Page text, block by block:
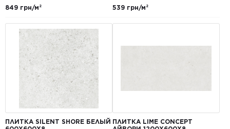
849 грн/м²
539 грн/м²
ПЛИТКА SILENT SHORE БЕЛЫЙ ПЛИТКА LIME CONCEPT